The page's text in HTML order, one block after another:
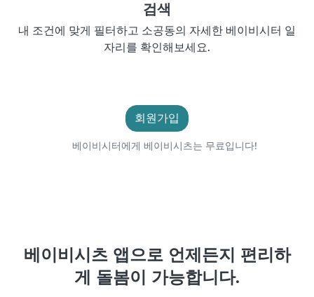
검색
내 조건에 맞게 필터하고 소공동의 자세한 베이비시터 일
자리를 확인해보세요.
회원가입
베이비시터에게 베이비시츠는 무료입니다!
베이비시츠 앱으로 언제든지 편리하
게 돌봄이 가능합니다.